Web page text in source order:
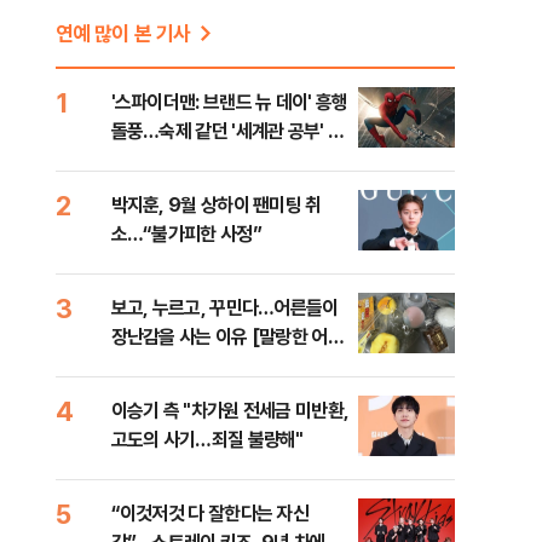
연예 많이 본 기사
1
'스파이더맨: 브랜드 뉴 데이' 흥행
돌풍…숙제 같던 '세계관 공부' 덜
2
박지훈, 9월 상하이 팬미팅 취
소…“불가피한 사정”
3
보고, 누르고, 꾸민다…어른들이
장난감을 사는 이유 [말랑한 어른
4
이승기 측 "차가원 전세금 미반환,
고도의 사기…죄질 불량해"
5
“이것저것 다 잘한다는 자신